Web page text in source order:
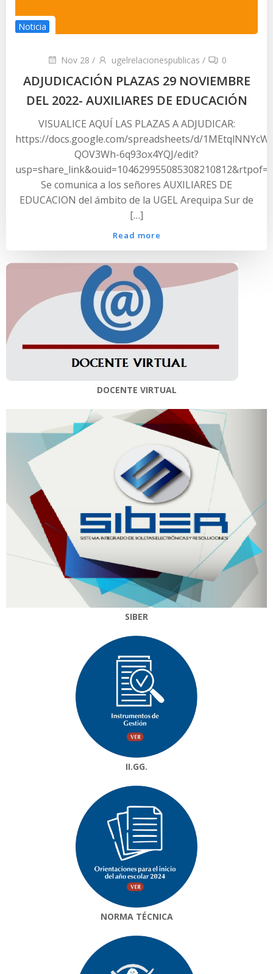
Noticia
Nov 28 / ugelrelacionespublicas / 0
ADJUDICACIÓN PLAZAS 29 NOVIEMBRE
DEL 2022- AUXILIARES DE EDUCACIÓN
VISUALICE AQUÍ LAS PLAZAS A ADJUDICAR:
https://docs.google.com/spreadsheets/d/
QOV3Wh-6q93ox4YQJ/edit?
Se comunica a los señores AUXILIARES DE
EDUCACION del ámbito de la UGEL Arequipa Sur de
[…]
Read more
DOCENTE VIRTUAL
SIBER
II.GG.
NORMA TÉCNICA